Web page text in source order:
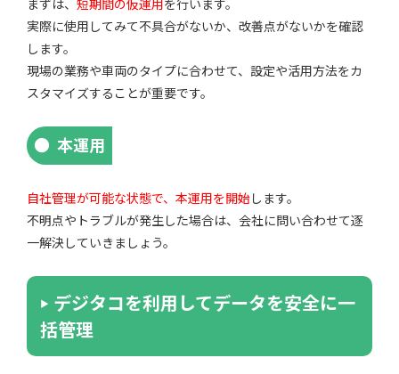
まずは、 短期間の仮運用 を行います。
実際に使用してみて不具合がないか、改善点がないかを確認
します。
現場の業務や車両のタイプに合わせて、設定や活用方法をカ
スタマイズすることが重要です。
本運用
自社管理が可能な状態で、本運用を開始 します。
不明点やトラブルが発生した場合は、会社に問い合わせて逐
一解決していきましょう。
デジタコを利用してデータを安全に一
括管理